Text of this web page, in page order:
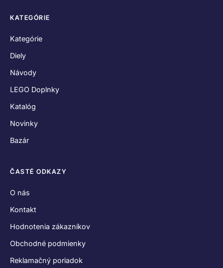
KATEGÓRIE
Kategórie
Diely
Návody
LEGO Doplnky
Katalóg
Novinky
Bazár
ČASTÉ ODKAZY
O nás
Kontakt
Hodnotenia zákazníkov
Obchodné podmienky
Reklamačný poriadok